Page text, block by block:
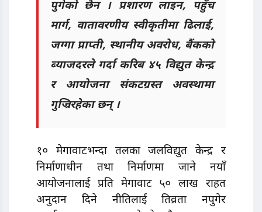
पुगेको छैन । प्रशारण लाइन, पहुँच
मार्ग, वातावरणीय स्वीकृतीमा ढिलाई,
जग्गा प्राप्ती, स्थानीय अवरोध, बैंकको
ब्याजदरले गर्दा करिब ४५ विद्युत केन्द्र
र आयोजना संकटग्रस्त अवस्थामा
गुज्रिरहेका छन् ।
१० मेगावाटभन्दा तलका जलविद्युत केन्द्र र
निर्माणाधीन तथा निर्माणमा जाने नयाँ
आयोजनालाई प्रति मेगावाट ५० लाख राहत
अनुदान दिने नीतिलाई तिव्रता नपुगेर